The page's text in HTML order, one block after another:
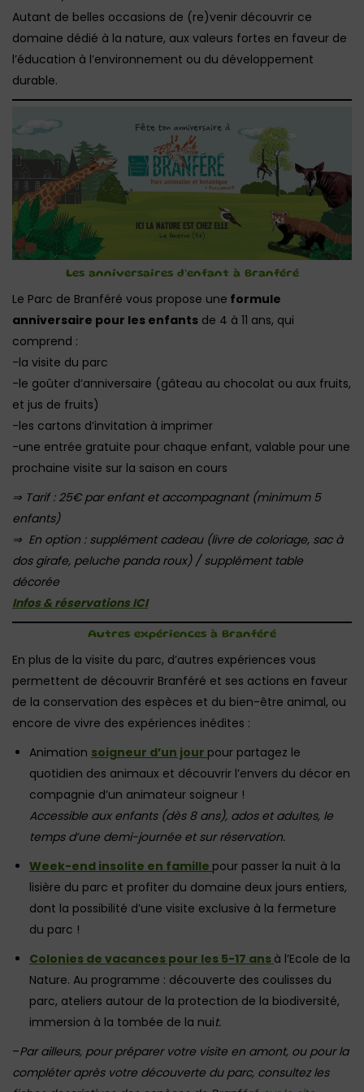
Autant de belles occasions de (re)venir découvrir ce
domaine dédié à la nature, aux valeurs fortes en faveur de
l’éducation à l’environnement ou du développement
durable.
Les anniversaires d’enfant à Branféré
Le Parc de Branféré vous propose une formule
anniversaire pour les enfants de 4 à 11 ans, qui
comprend :
-la visite du parc
-le goûter d’anniversaire (gâteau au chocolat ou aux fruits,
et jus de fruits)
-les cartons d’invitation à imprimer
-une entrée gratuite pour chaque enfant, valable pour une
prochaine visite sur la saison en cours
⇒ Tarif : 25€ par enfant et accompagnant (minimum 5
enfants)
⇒ En option : supplément cadeau (livre de coloriage, sac à
dos girafe, peluche panda roux) / supplément table
décorée
Infos & réservations ICI
Autres expériences à Branféré
En plus de la visite du parc, d’autres expériences vous
permettent de découvrir Branféré et ses actions en faveur
de la conservation des espèces et du bien-être animal, ou
encore de vivre des expériences inédites :
Animation soigneur d’un jour pour partagez le
quotidien des animaux et découvrir l’envers du décor en
compagnie d’un animateur soigneur !
Accessible aux enfants (dès 8 ans), ados et adultes, le
temps d’une demi-journée et sur réservation.
Week-end insolite en famille pour passer la nuit à la
lisière du parc et profiter du domaine deux jours entiers,
dont la possibilité d’une visite exclusive à la fermeture
du parc !
Colonies de vacances pour les 5-17 ans à l’Ecole de la
Nature. Au programme : découverte des coulisses du
parc, ateliers autour de la protection de la biodiversité,
immersion à la tombée de la nuit.
–Par ailleurs, pour préparer votre visite en amont, ou pour la
compléter après votre découverte du parc, consultez les